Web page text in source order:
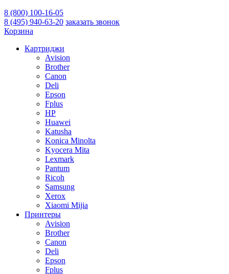
8 (800) 100-16-05
8 (495) 940-63-20 заказать звонок
Корзина
Картриджи
Avision
Brother
Canon
Deli
Epson
Fplus
HP
Huawei
Katusha
Konica Minolta
Kyocera Mita
Lexmark
Pantum
Ricoh
Samsung
Xerox
Xiaomi Mijia
Принтеры
Avision
Brother
Canon
Deli
Epson
Fplus